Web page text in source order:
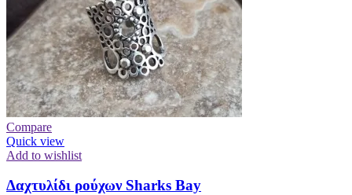
Compare
Quick view
Add to wishlist
Δαχτυλίδι ρούχων Sharks Bay